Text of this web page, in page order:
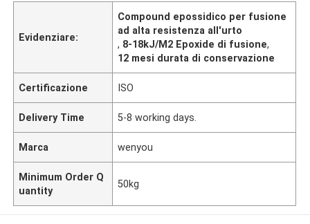
Evidenziare:
Compound epossidico per fusione
ad alta resistenza all'urto
, 8-18kJ/M2 Epoxide di fusione,
12 mesi durata di conservazione
Certificazione ISO
Delivery Time 5-8 working days.
Marca wenyou
Minimum Order Q
uantity
50kg